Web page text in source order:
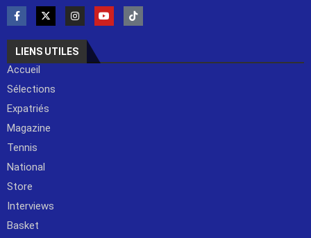
LIENS UTILES
Accueil
Sélections
Expatriés
Magazine
Tennis
National
Store
Interviews
Basket